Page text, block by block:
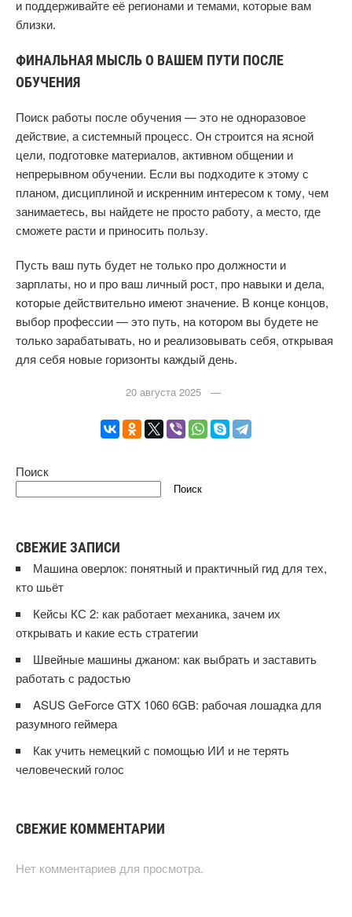
и поддерживайте её регионами и темами, которые вам
близки.
ФИНАЛЬНАЯ МЫСЛЬ О ВАШЕМ ПУТИ ПОСЛЕ
ОБУЧЕНИЯ
Поиск работы после обучения — это не одноразовое
действие, а системный процесс. Он строится на ясной
цели, подготовке материалов, активном общении и
непрерывном обучении. Если вы подходите к этому с
планом, дисциплиной и искренним интересом к тому, чем
занимаетесь, вы найдете не просто работу, а место, где
сможете расти и приносить пользу.
Пусть ваш путь будет не только про должности и
зарплаты, но и про ваш личный рост, про навыки и дела,
которые действительно имеют значение. В конце концов,
выбор профессии — это путь, на котором вы будете не
только зарабатывать, но и реализовывать себя, открывая
для себя новые горизонты каждый день.
20 августа 2025 —
Поиск
Поиск
СВЕЖИЕ ЗАПИСИ
Машина оверлок: понятный и практичный гид для тех,
кто шьёт
Кейсы КС 2: как работает механика, зачем их
открывать и какие есть стратегии
Швейные машины джаном: как выбрать и заставить
работать с радостью
ASUS GeForce GTX 1060 6GB: рабочая лошадка для
разумного геймера
Как учить немецкий с помощью ИИ и не терять
человеческий голос
СВЕЖИЕ КОММЕНТАРИИ
Нет комментариев для просмотра.